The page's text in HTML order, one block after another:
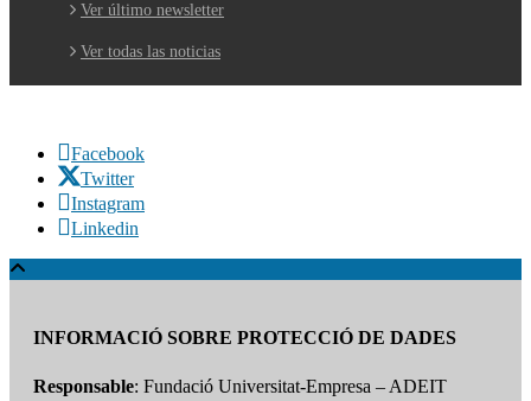
Ver último newsletter
Ver todas las noticias
Facebook
Twitter
Instagram
Linkedin
INFORMACIÓ SOBRE PROTECCIÓ DE DADES
Responsable: Fundació Universitat-Empresa – ADEIT